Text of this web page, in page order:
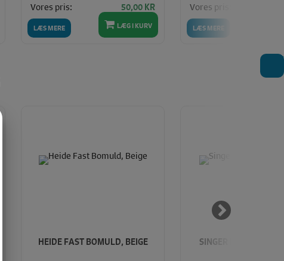
LÆS MERE
Vores pris:
50,00 KR
LÆG I KURV LÆS MERE
Vores pris:
HEIDE FAST BOMULD, BEIGE SINGER HEAVY DUTY